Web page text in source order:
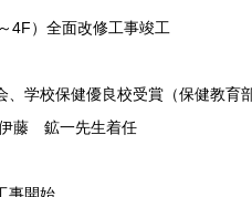
4F）全面改修工事竣工
、学校保健優良校受賞（保健教育
藤 鉱一先生着任